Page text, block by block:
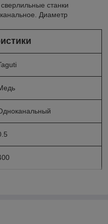
станки
Диаметр